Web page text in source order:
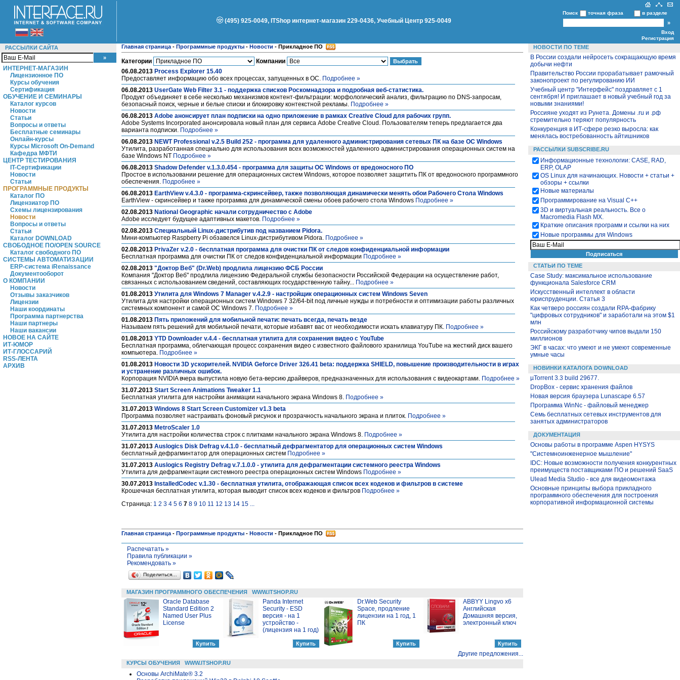
(495) 925-0049, ITShop интернет-магазин 229-0436, Учебный Центр 925-0049
Поиск точная фраза в разделе
Вход
Регистрация
РАССЫЛКИ САЙТА
ИНТЕРНЕТ-МАГАЗИН
Лицензионное ПО
Курсы обучения
Сертификация
ОБУЧЕНИЕ И СЕМИНАРЫ
Каталог курсов
Новости
Статьи
Вопросы и ответы
Бесплатные семинары
Онлайн-курсы
Курсы Microsoft On-Demand
Кафедра МФТИ
ЦЕНТР ТЕСТИРОВАНИЯ
IT-Сертификации
Новости
Статьи
ПРОГРАММНЫЕ ПРОДУКТЫ
Каталог ПО
Лицензиатор ПО
Схемы лицензирования
Новости
Вопросы и ответы
Статьи
Каталог DOWNLOAD
СВОБОДНОЕ ПО/OPEN SOURCE
Каталог свободного ПО
СИСТЕМЫ АВТОМАТИЗАЦИИ
ERP-система iRenaissance
Документооборот
О КОМПАНИИ
Новости
Отзывы заказчиков
Лицензии
Наши координаты
Программа партнерства
Наши партнеры
Наши вакансии
НОВОЕ НА САЙТЕ
ИТ-ЮМОР
ИТ-ГЛОССАРИЙ
RSS-ЛЕНТА
АРХИВ
Главная страница - Программные продукты - Новости - Прикладное ПО
Категории
Компании
06.08.2013 Process Explorer 15.40
Предоставляет информацию обо всех процессах, запущенных в ОС. Подробнее »
06.08.2013 UserGate Web Filter 3.1 - поддержка списков Роскомнадзора и подробная веб-статистика.
Продукт объединяет в себе несколько механизмов контент-фильтрации: морфологический анализ, фильтрацию по DNS-запросам,
безопасный поиск, черные и белые списки и блокировку контекстной рекламы. Подробнее »
06.08.2013 Adobe анонсирует план подписки на одно приложение в рамках Creative Cloud для рабочих групп.
Adobe Systems Incorporated анонсировала новый план для сервиса Adobe Creative Cloud. Пользователям теперь предлагается два
варианта подписки. Подробнее »
06.08.2013 NEWT Professional v.2.5 Build 252 - программа для удаленного администрирования сетевых ПК на базе ОС Windows
Утилита, разработанная специально для использования всех возможностей удаленного администрирования операционных систем на
базе Windows NT Подробнее »
06.08.2013 Shadow Defender v.1.3.0.454 - программа для защиты ОС Windows от вредоносного ПО
Простое в использовании решение для операционных систем Windows, которое позволяет защитить ПК от вредоносного программного
обеспечения. Подробнее »
06.08.2013 EarthView v.4.3.0 - программа-скринсейвер, также позволяющая динамически менять обои Рабочего Стола Windows
EarthView - скринсейвер и также программа для динамической смены обоев рабочего стола Windows Подробнее »
02.08.2013 National Geographic начали сотрудничество с Adobe
Adobe исследует будущее адаптивных макетов. Подробнее »
02.08.2013 Cпециальный Linux-дистрибутив под названием Pidora.
Мини-компьютер Raspberry Pi обзавелся Linux-дистрибутивом Pidora. Подробнее »
02.08.2013 PrivaZer v.2.0 - бесплатная программа для очистки ПК от следов конфиденциальной информации
Бесплатная программа для очистки ПК от следов конфиденциальной информации Подробнее »
02.08.2013 "Доктор Веб" (Dr.Web) продлила лицензию ФСБ России
Компания "Доктор Веб" продлила лицензию Федеральной службы безопасности Российской Федерации на осуществление работ,
связанных с использованием сведений, составляющих государственную тайну... Подробнее »
01.08.2013 Утилита для Windows 7 Manager v.4.2.9 - настройщик операционных систем Windows Seven
Утилита для настройки операционных систем Windows 7 32/64-bit под личные нужды и потребности и оптимизации работы различных
системных компонент и самой ОС Windows 7. Подробнее »
01.08.2013 Пять приложений для мобильной печати: печать всегда, печать везде
Называем пять решений для мобильной печати, которые избавят вас от необходимости искать клавиатуру ПК. Подробнее »
01.08.2013 YTD Downloader v.4.4 - бесплатная утилита для сохранения видео с YouTube
Бесплатная программа, облегчающая процесс сохранения видео с известного файлового хранилища YouTube на жесткий диск вашего
компьютера. Подробнее »
01.08.2013 Новости 3D ускорителей. NVIDIA Geforce Driver 326.41 beta: поддержка SHIELD, повышение производительности в играх
и устранение различных ошибок.
Корпорация NVIDIA вчера выпустила новую бета-версию драйверов, предназначенных для использования с видеокартами. Подробнее »
31.07.2013 Start Screen Animations Tweaker 1.1
Бесплатная утилита для настройки анимации начального экрана Windows 8. Подробнее »
31.07.2013 Windows 8 Start Screen Customizer v1.3 beta
Программа позволяет настраивать фоновый рисунок и прозрачность начального экрана и плиток. Подробнее »
31.07.2013 MetroScaler 1.0
Утилита для настройки количества строк с плитками начального экрана Windows 8. Подробнее »
31.07.2013 Auslogics Disk Defrag v.4.1.0 - бесплатный дефрагментатор для операционных систем Windows
бесплатный дефрагминтатор для операционных систем Подробнее »
31.07.2013 Auslogics Registry Defrag v.7.1.0.0 - утилита для дефрагментации системного реестра Windows
Утилита для дефрагментации системного реестра операционных систем Windows Подробнее »
30.07.2013 InstalledCodec v.1.30 - бесплатная утилита, отображающая список всех кодеков и фильтров в системе
Крошечная бесплатная утилита, которая выводит список всех кодеков и фильтров Подробнее »
Страница: 1 2 3 4 5 6 7 8 9 10 11 12 13 14 15 ...
Главная страница - Программные продукты - Новости - Прикладное ПО
Распечатать »
Правила публикации »
Рекомендовать »
Поделиться…
МАГАЗИН ПРОГРАММНОГО ОБЕСПЕЧЕНИЯ WWW.ITSHOP.RU
Oracle Database
Standard Edition 2
Named User Plus
License
Panda Internet
Security - ESD
версия - на 1
устройство -
(лицензия на 1 год)
Dr.Web Security
Space, продление
лицензии на 1 год, 1
ПК
ABBYY Lingvo x6
Английская
Домашняя версия,
электронный ключ
Другие предложения...
КУРСЫ ОБУЧЕНИЯ WWW.ITSHOP.RU
Основы ArchiMate® 3.2
НОВОСТИ ПО ТЕМЕ
В России создали нейросеть сокращающую время
добычи нефти
Правительство России прорабатывает рамочный
законопроект по регулированию ИИ
Учебный центр "Интерфейс" поздравляет с 1
сентября! И приглашает в новый учебный год за
новыми знаниями!
Россияне уходят из Рунета. Домены .ru и .рф
стремительно теряют популярность
Конкуренция в ИТ-сфере резко выросла: как
менялась востребованность айтишников
РАССЫЛКИ SUBSCRIBE.RU
Информационные технологии: CASE, RAD,
ERP, OLAP
OS Linux для начинающих. Новости + статьи +
обзоры + ссылки
Новые материалы
Программирование на Visual С++
3D и виртуальная реальность. Все о
Macromedia Flash MX.
Краткие описания программ и ссылки на них
Новые программы для Windows
СТАТЬИ ПО ТЕМЕ
Case Study: максимальное использование
функционала Salesforce CRM
Искусственный интеллект в области
юриспруденции. Статья 3
Как четверо россиян создали RPA-фабрику
"цифровых сотрудников" и заработали на этом $1
млн
Российскому разработчику чипов выдали 150
миллионов
ЭКГ в часах: что умеют и не умеют современные
умные часы
НОВИНКИ КАТАЛОГА DOWNLOAD
µTorrent 3.3 build 29677.
DropBox - сервис хранения файлов
Новая версия браузера Lunascape 6.57
Программа WinNc - файловый менеджер
Семь бесплатных сетевых инструментов для
занятых администраторов
ДОКУМЕНТАЦИЯ
Основы работы в программе Aspen HYSYS
"Системноинженерное мышление"
IDC: Новые возможности получения конкурентных
преимуществ поставщиками ПО и решений SaaS
Ulead Media Studio - все для видеомонтажа
Основные принципы выбора прикладного
программного обеспечения для построения
корпоративной информационной системы